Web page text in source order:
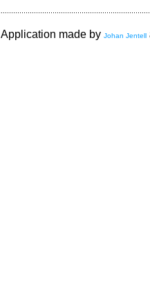
Application made by Johan Jentell